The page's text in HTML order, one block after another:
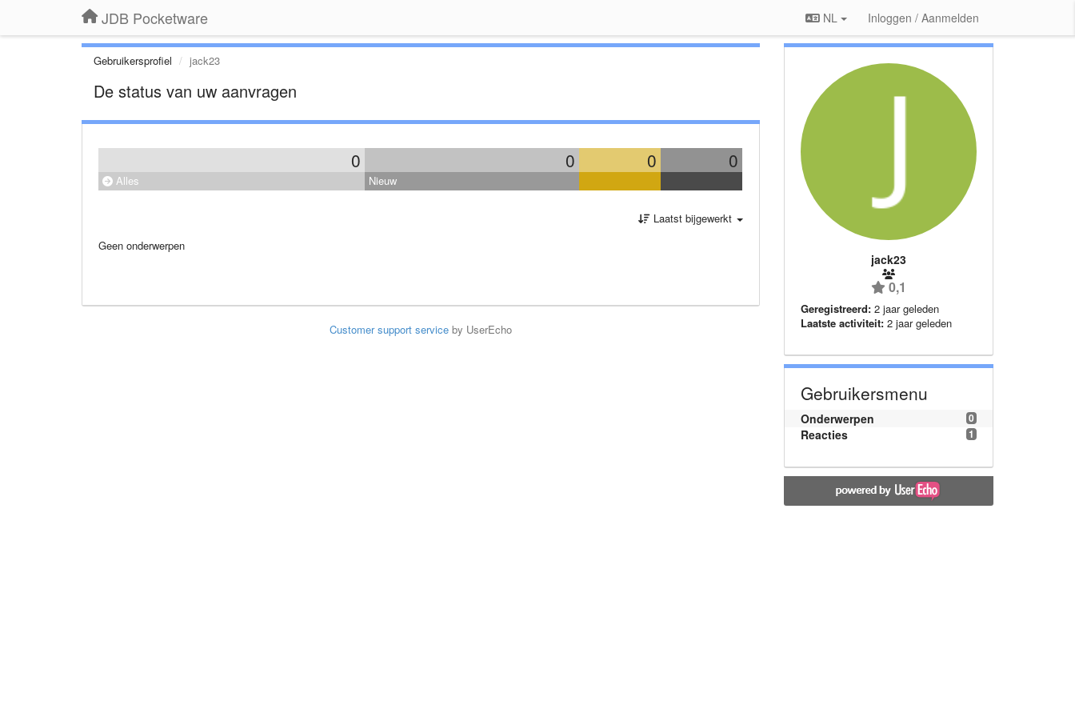
JDB Pocketware NL Inloggen / Aanmelden
Gebruikersprofiel jack23
De status van uw aanvragen
0 0 0 0
Alles Nieuw
Laatst bijgewerkt
Geen onderwerpen
Customer support serviceby UserEcho
jack23
0,1
Geregistreerd: 2 jaar geleden
Laatste activiteit: 2 jaar geleden
Gebruikersmenu
0
Onderwerpen
1
Reacties